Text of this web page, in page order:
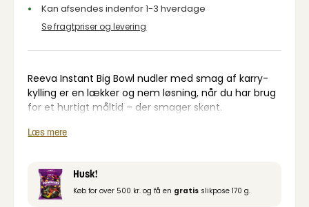
Kan afsendes indenfor 1-3 hverdage
Se fragtpriser og levering
Reeva Instant Big Bowl nudler med smag af karry-
kylling er en lækker og nem løsning, når du har brug
for et hurtigt måltid – der smager skønt.
De møre nudler kombineret med tørrede
Den smagsrige bouillon skaber en dybde i retten og
med den praktiske emballage kan du nemt tage
dine yndlingsnudler med dig og nyde dem hvor som
Læs mere
Husk!
Køb for over 500 kr. og få en gratis slikpose 170 g.